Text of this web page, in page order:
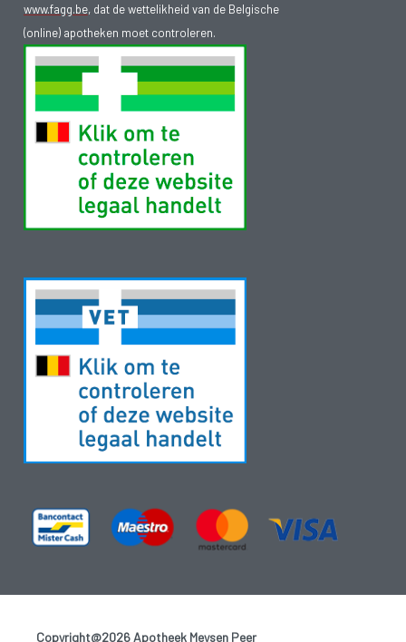
www.fagg.be, dat de wettelikheid van de Belgische
(online) apotheken moet controleren.
Copyright@2026 Apotheek Meysen Peer